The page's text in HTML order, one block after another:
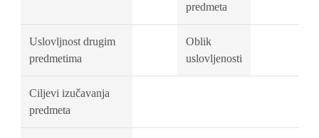
predmeta
Uslovljnost drugim
predmetima
Oblik
uslovljenosti
Ciljevi izučavanja
predmeta